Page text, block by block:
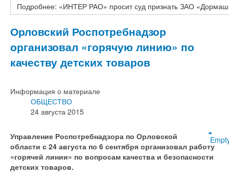
Подробнее: «ИНТЕР РАО» просит суд признать ЗАО
Орловский Роспотребнадзор
организовал «горячую линию» по
качеству детских товаров
Информация о материале
ОБЩЕСТВО
24 августа 2015
Управление Роспотребнадзора по Орловской
области с 24 августа по 6 сентября организовал работу
«горячей линии» по вопросам качества и безопасности
детских товаров.